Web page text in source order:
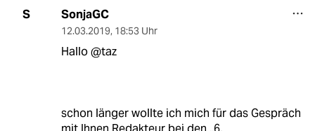
S SonjaGC
12.03.2019, 18:53 Uhr
Hallo @taz
schon länger wollte ich mich für das Gespräch